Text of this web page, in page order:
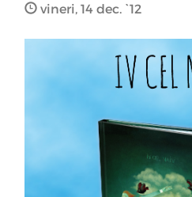
vineri, 14 dec. `12